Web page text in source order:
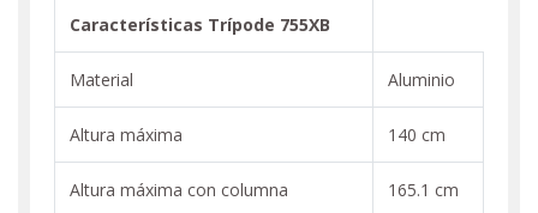
Características Trípode 755XB
Material Aluminio
Altura máxima 140 cm
Altura máxima con columna 165.1 cm